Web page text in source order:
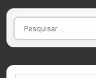
Pesquisar
por